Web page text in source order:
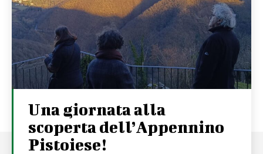
Una giornata alla
scoperta dell’Appennino
Pistoiese!